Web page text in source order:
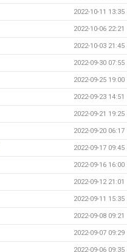
2022-10-11 13:35
2022-10-06 22:21
2022-10-03 21:45
2022-09-30 07:55
2022-09-25 19:00
2022-09-23 14:51
2022-09-21 19:25
2022-09-20 06:17
2022-09-17 09:45
2022-09-16 16:00
2022-09-12 21:01
2022-09-11 15:35
2022-09-08 09:21
2022-09-07 09:29
2022-09-06 09:35